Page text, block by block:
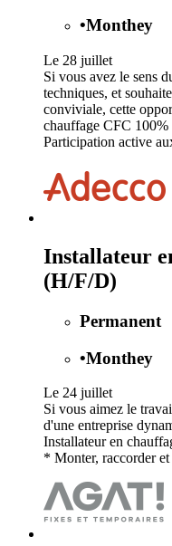
•Monthey
Le 28 juillet
Si vous avez le sens
techniques, et
conviviale, cette
chauffage CFC
Participation active
Installateur
(H/F/D)
Permanent
•Monthey
Le 24 juillet
Si vous aimez le
d'une entreprise
Installateur en
* Monter, raccorder